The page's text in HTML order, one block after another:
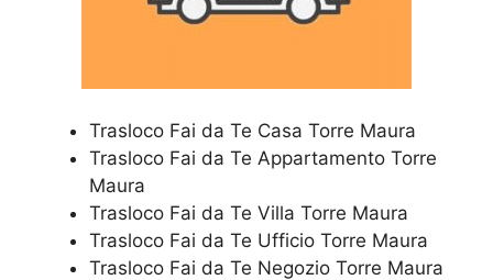
Trasloco Fai da Te Casa Torre Maura
Trasloco Fai da Te Appartamento Torre
Maura
Trasloco Fai da Te Villa Torre Maura
Trasloco Fai da Te Ufficio Torre Maura
Trasloco Fai da Te Negozio Torre Maura